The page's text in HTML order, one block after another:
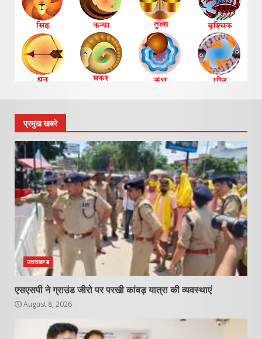
प्रमुख खबरे
उत्तराखण्ड
एसएसपी ने ग्राउंड जीरो पर परखी कांवड़ यात्रा की व्यवस्थाएं
August 8, 2026